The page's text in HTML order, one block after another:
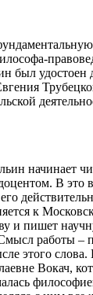
был удостоен
начинает
В это
к
и пишет
работы –
этого
Вокач,